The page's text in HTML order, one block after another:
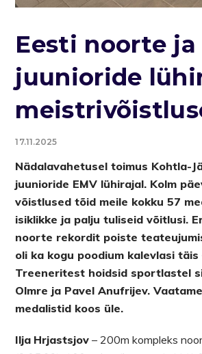
Eesti noorte ja
juunioride
17.11.2025
Nädalavahetusel toimus Kohtla-
juunioride EMV lühirajal. Kolm
võistlused tõid meile kokku 57
isiklikke ja palju tuliseid võitlusi.
noorte rekordit poiste
oli ka kogu poodium kalevlasi täis
Treeneritest hoidsid sportlastel
Olmre ja Pavel Anufrijev.
medalistid koos üle.
Ilja Hrjastsjov – 200m kompleks